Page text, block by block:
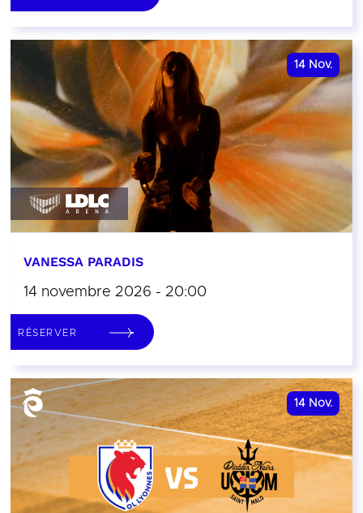
14 Nov.
VANESSA PARADIS
14 novembre 2026 - 20:00
RÉSERVER
14 Nov.